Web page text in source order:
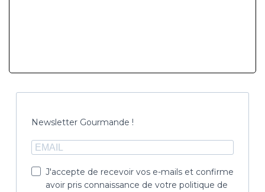
Newsletter Gourmande !
J'accepte de recevoir vos e-mails et confirme
avoir pris connaissance de votre politique de